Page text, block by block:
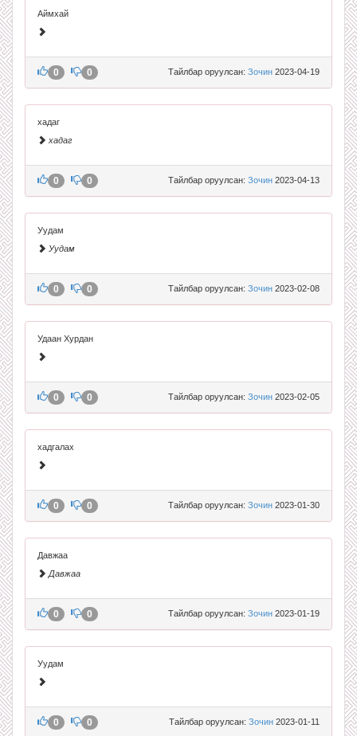
Аймхай
Тайлбар оруулсан: Зочин 2023-04-19
0 0
хадаг
хадаг
Тайлбар оруулсан: Зочин 2023-04-13
0 0
Уудам
Уудам
Тайлбар оруулсан: Зочин 2023-02-08
0 0
Удаан Хурдан
Тайлбар оруулсан: Зочин 2023-02-05
0 0
хадгалах
Тайлбар оруулсан: Зочин 2023-01-30
0 0
Давжаа
Давжаа
Тайлбар оруулсан: Зочин 2023-01-19
0 0
Уудам
Тайлбар оруулсан: Зочин 2023-01-11
0 0